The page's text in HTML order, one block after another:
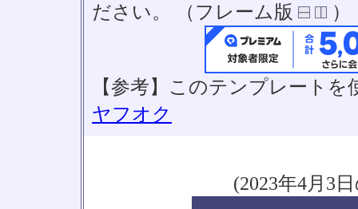
ださい。 （フレーム版
）
【参考】このテンプレート
ヤフオク
(2023年4月3